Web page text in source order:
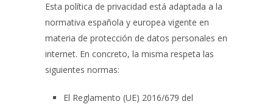
Esta política de privacidad está adaptada a la
normativa española y europea vigente en
materia de protección de datos personales en
internet. En concreto, la misma respeta las
siguientes normas:
El Reglamento (UE) 2016/679 del